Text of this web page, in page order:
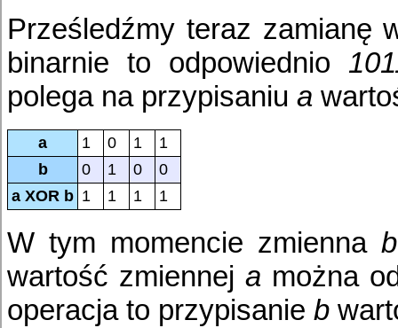
Prześledźmy teraz zamianę
binarnie to odpowiednio
polega na przypisaniu a
a 1 0 1
1
b
0 1 0
0
a XOR b 1 1 1 1
W tym momencie zmienna b
wartość zmiennej amożna
operacja to przypisanie b